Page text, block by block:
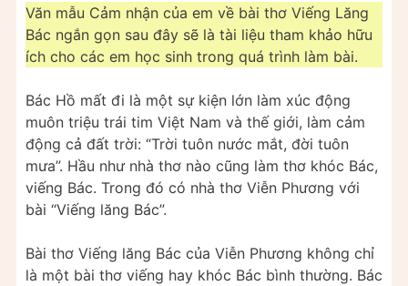
Văn mẫu Cảm nhận của em về bài thơ Viếng Lăng
Bác ngắn gọn sau đây sẽ là tài liệu tham khảo hữu
ích cho các em học sinh trong quá trình làm bài.
Bác Hồ mất đi là một sự kiện lớn làm xúc động
muôn triệu trái tim Việt Nam và thế giới, làm cảm
động cả đất trời: “Trời tuôn nước mắt, đời tuôn
mưa”. Hầu như nhà thơ nào cũng làm thơ khóc Bác,
viếng Bác. Trong đó có nhà thơ Viễn Phương với
bài “Viếng lăng Bác”.
Bài thơ Viếng lăng Bác của Viễn Phương không chỉ
là một bài thơ viếng hay khóc Bác bình thường. Bác